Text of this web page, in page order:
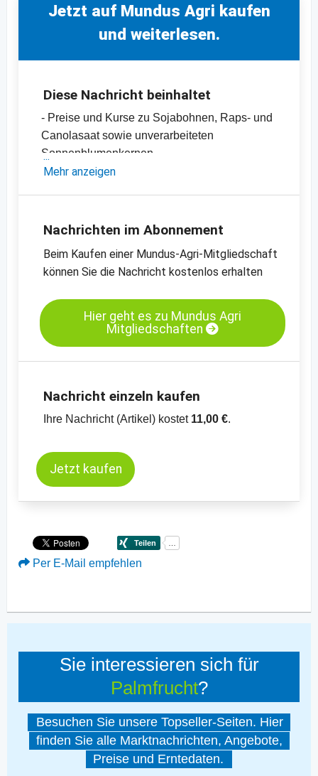
Jetzt auf Mundus Agri kaufen
und weiterlesen.
Diese Nachricht beinhaltet
- Preise und Kurse zu Sojabohnen, Raps- und
Canolasaat sowie unverarbeiteten
Sonnenblumenkernen
- Sojaschrot-, Canola- und Rapsschrot- sowie
- Einschätzungen und Meinungen des
- Offizielle Ernteschätzungen
- Preischarts, Erntebilanzen und Import- und
Kassamarkt - Sojaschrot LP - Hamburg
Kassamarkt - Rapssaat - Neuss
Mehr anzeigen
Nachrichten im Abonnement
Beim Kaufen einer Mundus-Agri-Mitgliedschaft
können Sie die Nachricht kostenlos erhalten
Hier geht es zu Mundus Agri
Mitgliedschaften
Nachricht einzeln kaufen
Ihre Nachricht (Artikel) kostet 11,00 €.
Jetzt kaufen
Per E-Mail empfehlen
Sie interessieren sich für
Palmfrucht?
Besuchen Sie unsere Topseller-Seiten. Hier
finden Sie alle Marktnachrichten, Angebote,
Preise und Erntedaten.